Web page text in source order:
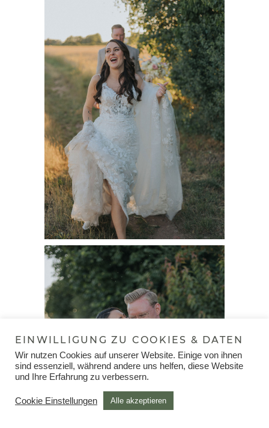
EINWILLIGUNG ZU COOKIES & DATEN
Wir nutzen Cookies auf unserer Website. Einige von ihnen
sind essenziell, während andere uns helfen, diese Website
und Ihre Erfahrung zu verbessern.
Cookie Einstellungen Alle akzeptieren